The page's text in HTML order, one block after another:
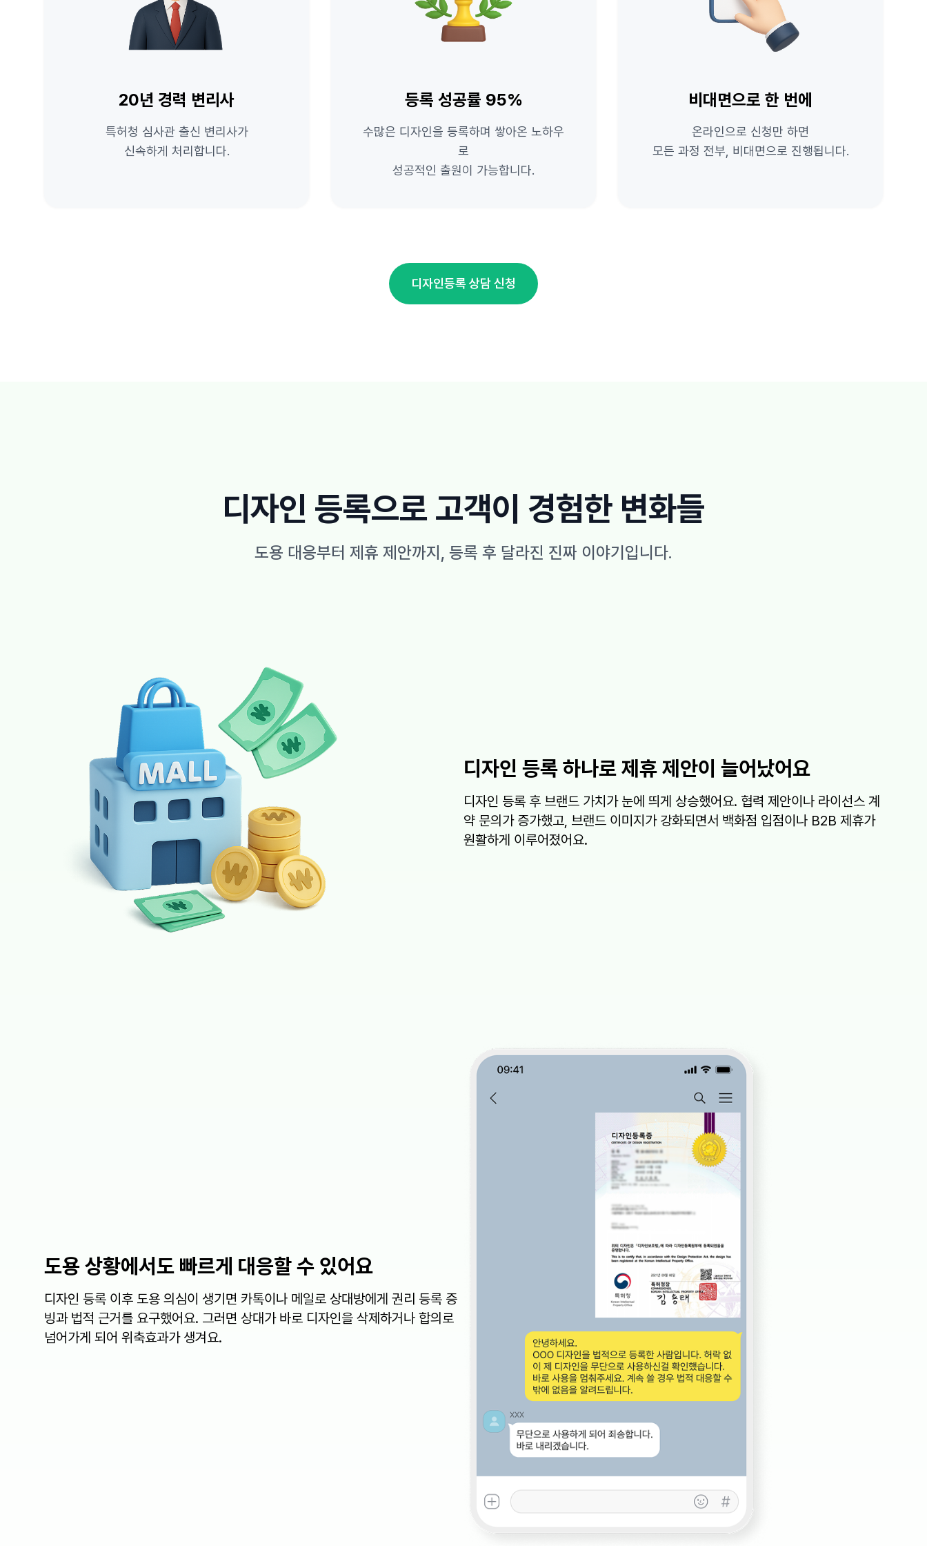
20년 경력 변리사
특허청 심사관 출신 변리사가
신속하게 처리합니다.
등록 성공률 95%
수많은 디자인을 등록하며 쌓아온 노하우
로
성공적인 출원이 가능합니다.
비대면으로 한 번에
온라인으로 신청만 하면
모든 과정 전부, 비대면으로 진행됩니다.
디자인등록 상담 신청
디자인 등록으로 고객이 경험한 변화들
도용 대응부터 제휴 제안까지, 등록 후 달라진 진짜 이야기입니다.
디자인 등록 하나로제휴 제안이 늘어났어요
디자인 등록 후 브랜드 가치가 눈에 띄게 상승했어요. 협력 제안이나 라이선스 계
약 문의가 증가했고, 브랜드 이미지가 강화되면서 백화점 입점이나 B2B 제휴가
원활하게 이루어졌어요.
도용 상황에서도 빠르게 대응할 수 있어요
디자인 등록 이후 도용 의심이 생기면 카톡이나 메일로 상대방에게 권리 등록 증
빙과 법적 근거를 요구했어요. 그러면 상대가 바로 디자인을 삭제하거나 합의로
넘어가게 되어 위축효과가 생겨요.